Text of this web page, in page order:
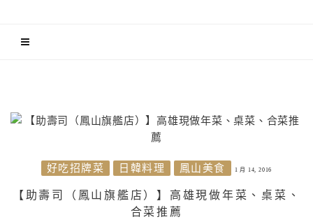
好吃招牌菜 日韓料理 鳳山美食 1 月 14, 2016
【助壽司（鳳山旗艦店）】高雄現做年菜、桌菜、
合菜推薦